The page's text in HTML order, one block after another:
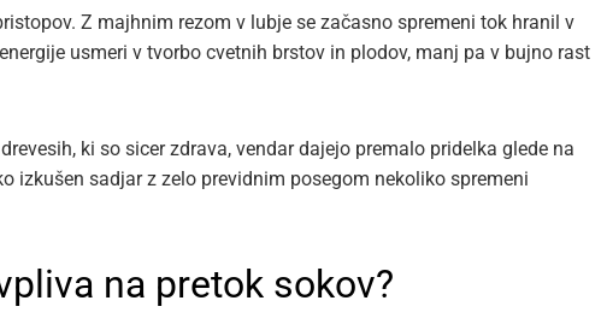
Z majhnim rezom v lubje se začasno spremeni tok hranil v
usmeri v tvorbo cvetnih brstov in plodov, manj pa v bujno rast
ki so sicer zdrava, vendar dajejo premalo pridelka glede na
izkušen sadjar z zelo previdnim posegom nekoliko spremeni
na pretok sokov?